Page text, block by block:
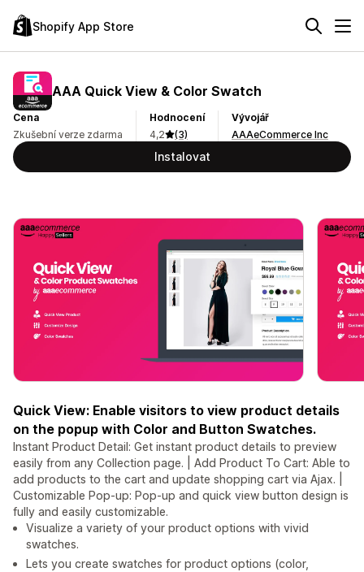
Shopify App Store
AAA Quick View & Color Swatch
Cena
Zkušební verze zdarma
Hodnocení
4,2
(3)
Vývojář
AAAeCommerce Inc
Instalovat
Quick View: Enable visitors to view product details
on the popup with Color and Button Swatches.
Instant Product Detail: Get instant product details to preview
easily from any Collection page. | Add Product To Cart: Able to
add products to the cart and update shopping cart via Ajax. |
Customizable Pop-up: Pop-up and quick view button design is
fully and easily customizable.
Visualize a variety of your product options with vivid
swatches.
Lets you create swatches for product options (color,